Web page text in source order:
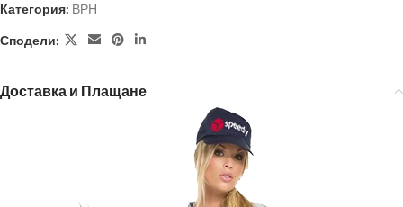
Категория: ВРН
Сподели:
Доставка и Плащане